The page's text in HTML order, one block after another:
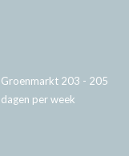
203 - 205
per week